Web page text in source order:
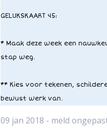
GELUKSKAART 45:
* Maak deze week een
stap weg.
** Kies voor tekenen,
bewust werk van.
09 jan 2018 - meld